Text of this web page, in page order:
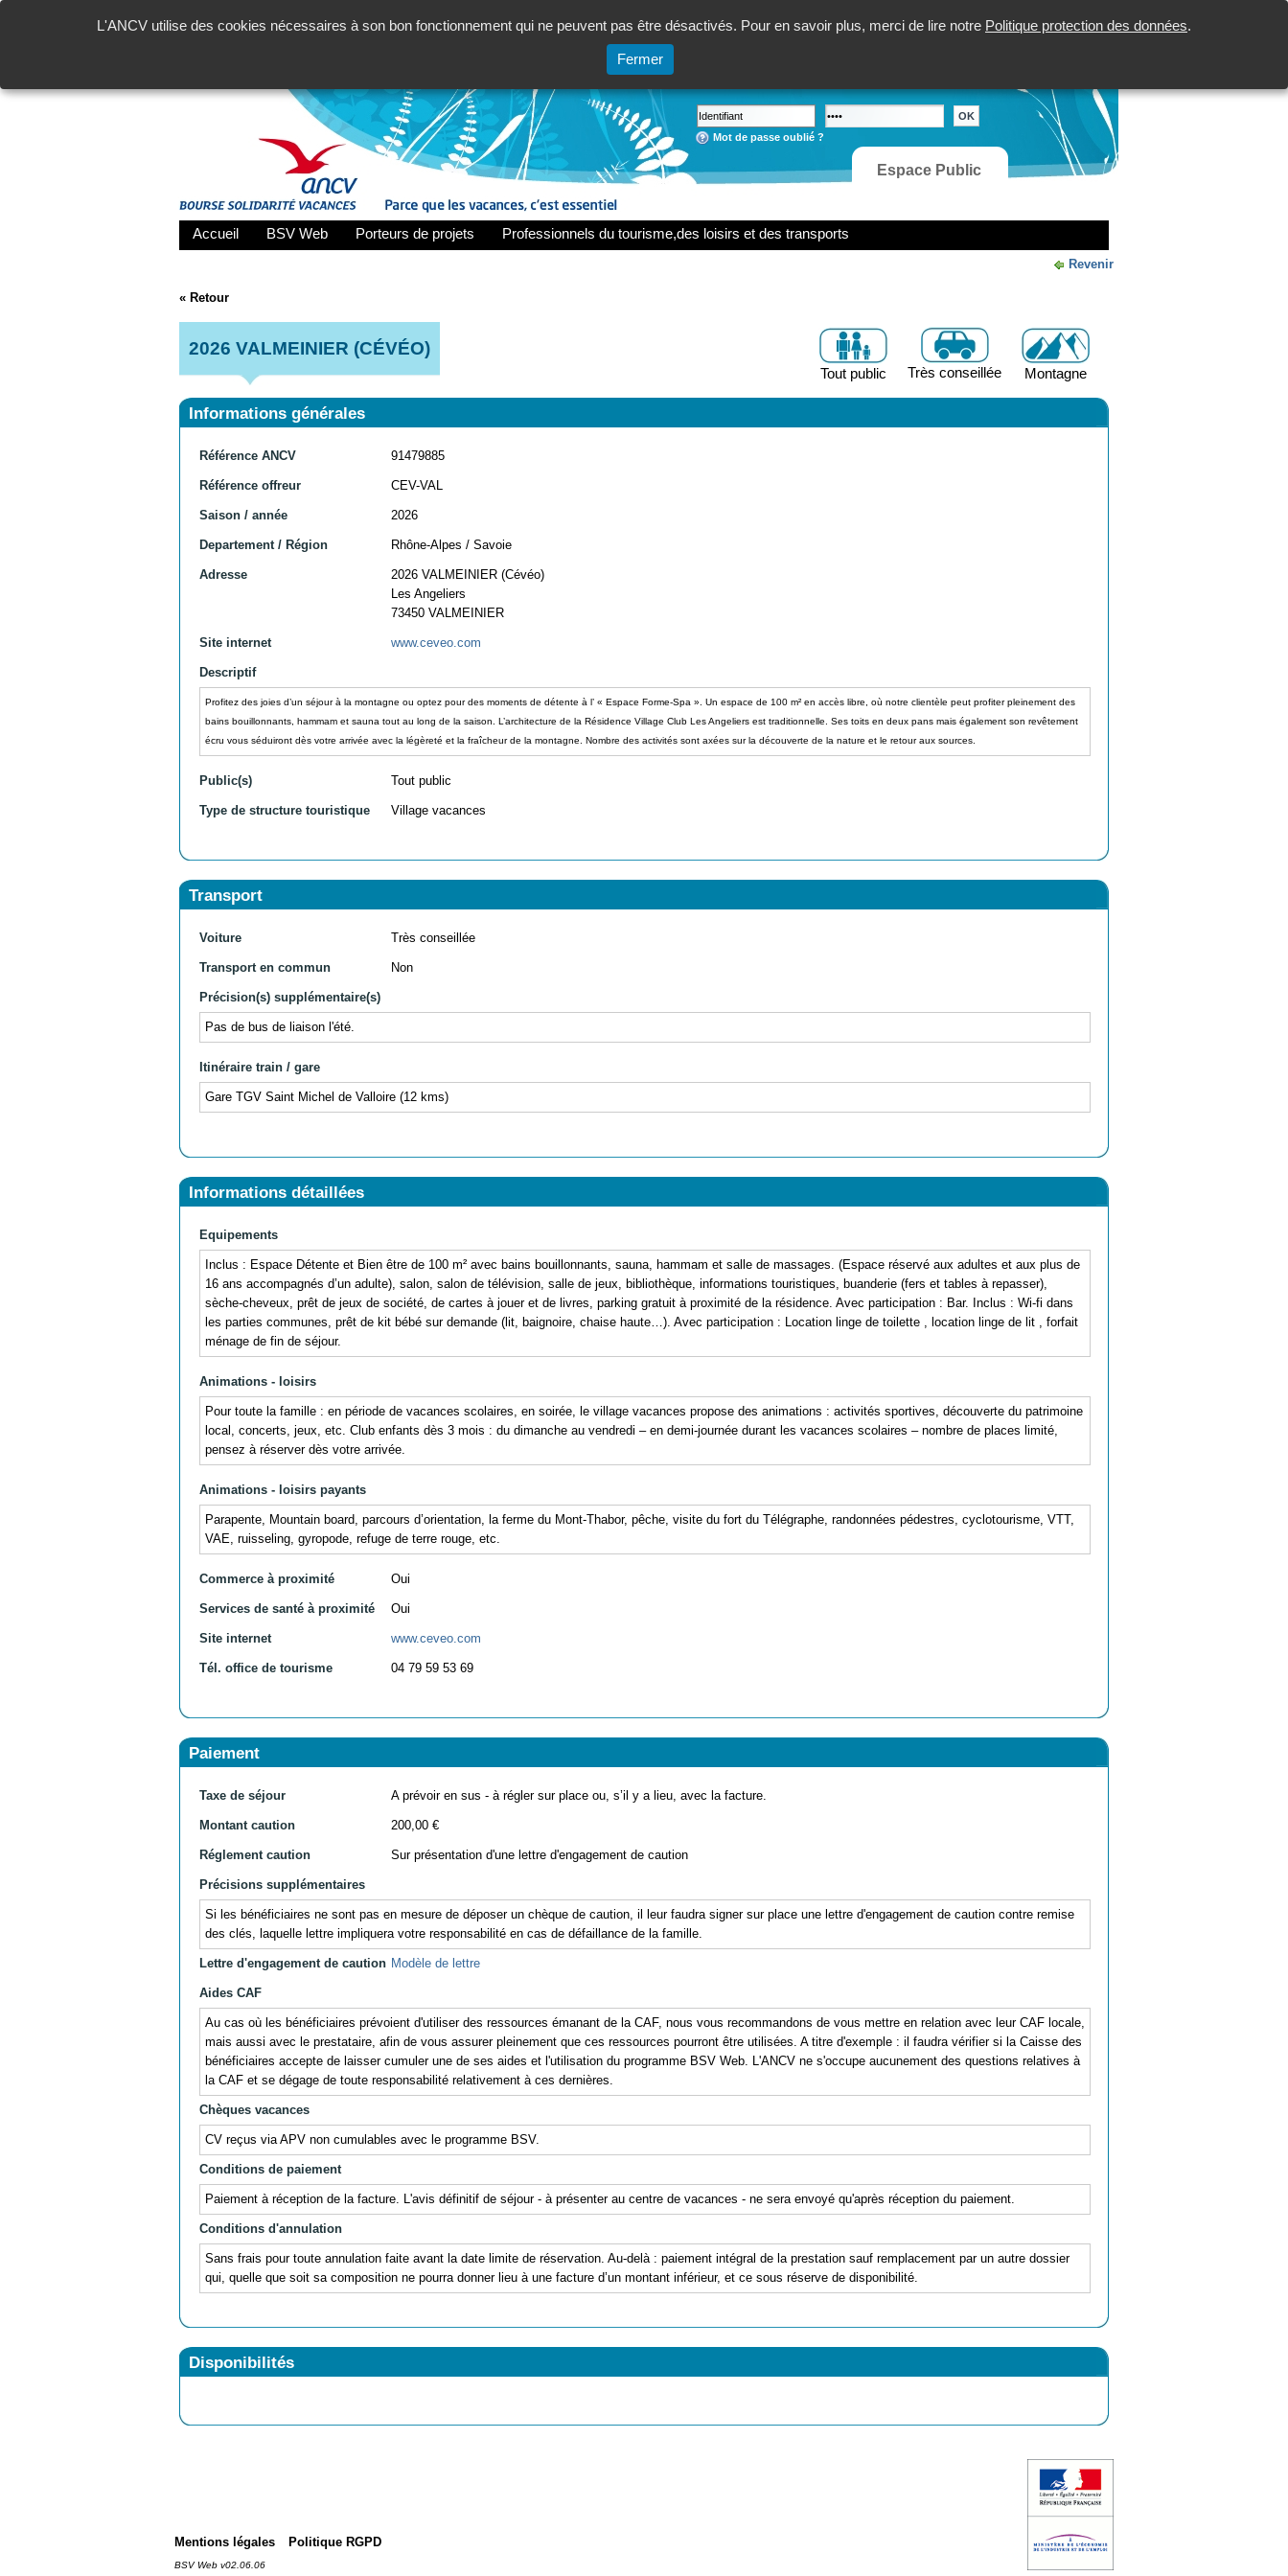
L'ANCV utilise des cookies nécessaires à son bon fonctionnement qui ne peuvent pas être désactivés. Pour en savoir plus, merci de lire notre Politique protection des données.
Fermer
Mot de passe oublié ?
Espace Public
Accueil BSV Web Porteurs de projets Professionnels du tourisme,des loisirs et des transports
Revenir
« Retour
2026 VALMEINIER (CÉVÉO)
Montagne
Très conseillée
Tout public
Informations générales
Référence ANCV 91479885
Référence offreur CEV-VAL
Saison / année 2026
Departement / Région Rhône-Alpes / Savoie
Adresse
2026 VALMEINIER (Cévéo)
Les Angeliers
73450 VALMEINIER
Site internet www.ceveo.com
Descriptif
Profitez des joies d’un séjour à la montagne ou optez pour des moments de détente à l’ « Espace Forme-Spa ». Un espace de 100 m² en accès libre, où notre clientèle peut profiter pleinement des
bains bouillonnants, hammam et sauna tout au long de la saison. L’architecture de la Résidence Village Club Les Angeliers est traditionnelle. Ses toits en deux pans mais également son revêtement
écru vous séduiront dès votre arrivée avec la légèreté et la fraîcheur de la montagne. Nombre des activités sont axées sur la découverte de la nature et le retour aux sources.
Public(s) Tout public
Type de structure touristique Village vacances
Transport
Voiture Très conseillée
Transport en commun Non
Précision(s) supplémentaire(s)
Pas de bus de liaison l'été.
Itinéraire train / gare
Gare TGV Saint Michel de Valloire (12 kms)
Informations détaillées
Equipements
Inclus : Espace Détente et Bien être de 100 m² avec bains bouillonnants, sauna, hammam et salle de massages. (Espace réservé aux adultes et aux plus de
16 ans accompagnés d’un adulte), salon, salon de télévision, salle de jeux, bibliothèque, informations touristiques, buanderie (fers et tables à repasser),
sèche-cheveux, prêt de jeux de société, de cartes à jouer et de livres, parking gratuit à proximité de la résidence. Avec participation : Bar. Inclus : Wi-fi dans
les parties communes, prêt de kit bébé sur demande (lit, baignoire, chaise haute…). Avec participation : Location linge de toilette , location linge de lit , forfait
ménage de fin de séjour.
Animations - loisirs
Pour toute la famille : en période de vacances scolaires, en soirée, le village vacances propose des animations : activités sportives, découverte du patrimoine
local, concerts, jeux, etc. Club enfants dès 3 mois : du dimanche au vendredi – en demi-journée durant les vacances scolaires – nombre de places limité,
pensez à réserver dès votre arrivée.
Animations - loisirs payants
Parapente, Mountain board, parcours d’orientation, la ferme du Mont-Thabor, pêche, visite du fort du Télégraphe, randonnées pédestres, cyclotourisme, VTT,
VAE, ruisseling, gyropode, refuge de terre rouge, etc.
Commerce à proximité Oui
Services de santé à proximité Oui
Site internet www.ceveo.com
Tél. office de tourisme 04 79 59 53 69
Paiement
Taxe de séjour A prévoir en sus - à régler sur place ou, s’il y a lieu, avec la facture.
Montant caution 200,00 €
Réglement caution Sur présentation d'une lettre d'engagement de caution
Précisions supplémentaires
Si les bénéficiaires ne sont pas en mesure de déposer un chèque de caution, il leur faudra signer sur place une lettre d'engagement de caution contre remise
des clés, laquelle lettre impliquera votre responsabilité en cas de défaillance de la famille.
Lettre d'engagement de caution Modèle de lettre
Aides CAF
Au cas où les bénéficiaires prévoient d'utiliser des ressources émanant de la CAF, nous vous recommandons de vous mettre en relation avec leur CAF locale,
mais aussi avec le prestataire, afin de vous assurer pleinement que ces ressources pourront être utilisées. A titre d'exemple : il faudra vérifier si la Caisse des
bénéficiaires accepte de laisser cumuler une de ses aides et l'utilisation du programme BSV Web. L'ANCV ne s'occupe aucunement des questions relatives à
la CAF et se dégage de toute responsabilité relativement à ces dernières.
Chèques vacances
CV reçus via APV non cumulables avec le programme BSV.
Conditions de paiement
Paiement à réception de la facture. L'avis définitif de séjour - à présenter au centre de vacances - ne sera envoyé qu'après réception du paiement.
Conditions d'annulation
Sans frais pour toute annulation faite avant la date limite de réservation. Au-delà : paiement intégral de la prestation sauf remplacement par un autre dossier
qui, quelle que soit sa composition ne pourra donner lieu à une facture d’un montant inférieur, et ce sous réserve de disponibilité.
Disponibilités
Mentions légales Politique RGPD
BSV Web v02.06.06